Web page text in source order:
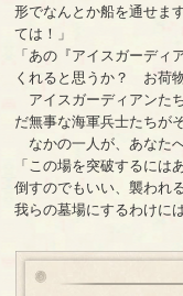
形でなんとか船を通せま
ては！」
「あの『アイスガーディ
くれると思うか？ お荷
アイスガーディアンた
だ無事な海軍兵士たちが
なかの一人が、あなた
「この場を突破するには
倒すのでもいい、襲われ
我らの墓場にするわけに